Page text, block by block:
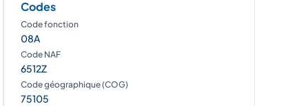
Codes
Code fonction
08A
Code NAF
6512Z
Code géographique (COG)
75105